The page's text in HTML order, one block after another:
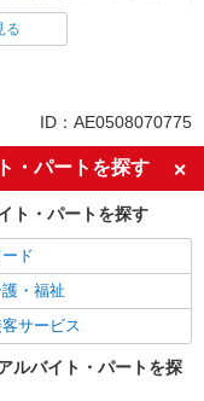
有資格者歓迎
歓迎
代～）活躍中
る
ID：AE0508070775
・パートを探す
ト・パートを探す
ド
・福祉
サービス
ルバイト・パートを探